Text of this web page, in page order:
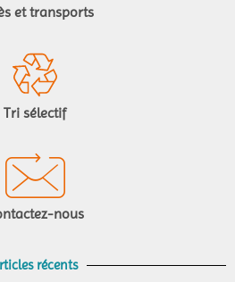
et transports
Tri sélectif
nous
récents